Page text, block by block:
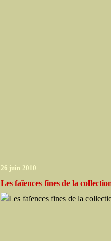
26 juin 2010
Les faïences fines de la